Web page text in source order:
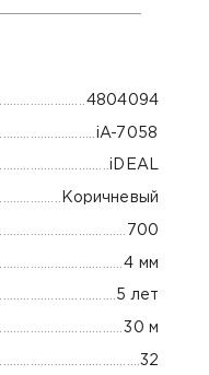
4804094
iA-7058
iDEAL
Коричневый
700
4 мм
5 лет
30 м
32